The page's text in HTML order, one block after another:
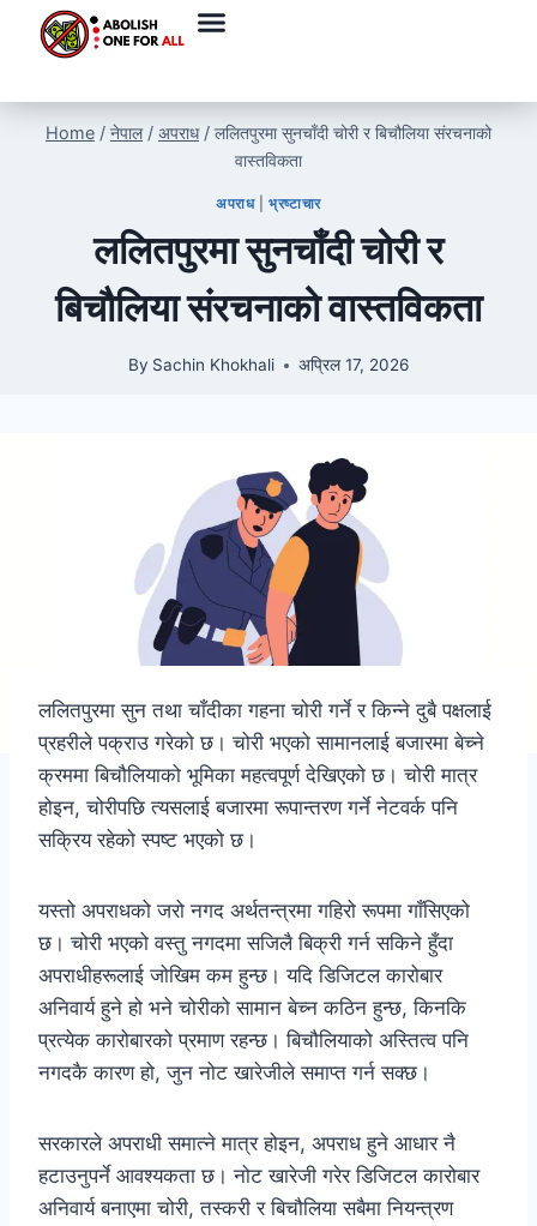
Home / नेपाल / अपराध / ललितपुरमा सुनचाँदी चोरी र बिचौलिया संरचनाको
वास्तविकता
अपराध|भ्रष्टाचार
ललितपुरमा सुनचाँदी चोरी र
बिचौलिया संरचनाको वास्तविकता
By Sachin Khokhali अप्रिल 17, 2026
ललितपुरमा सुन तथा चाँदीका गहना चोरी गर्ने र किन्ने दुबै पक्षलाई
प्रहरीले पक्राउ गरेको छ। चोरी भएको सामानलाई बजारमा बेच्ने
क्रममा बिचौलियाको भूमिका महत्वपूर्ण देखिएको छ। चोरी मात्र
होइन, चोरीपछि त्यसलाई बजारमा रूपान्तरण गर्ने नेटवर्क पनि
सक्रिय रहेको स्पष्ट भएको छ।
यस्तो अपराधको जरो नगद अर्थतन्त्रमा गहिरो रूपमा गाँसिएको
छ। चोरी भएको वस्तु नगदमा सजिलै बिक्री गर्न सकिने हुँदा
अपराधीहरूलाई जोखिम कम हुन्छ। यदि डिजिटल कारोबार
अनिवार्य हुने हो भने चोरीको सामान बेच्न कठिन हुन्छ, किनकि
प्रत्येक कारोबारको प्रमाण रहन्छ। बिचौलियाको अस्तित्व पनि
नगदकै कारण हो, जुन नोट खारेजीले समाप्त गर्न सक्छ।
सरकारले अपराधी समात्ने मात्र होइन, अपराध हुने आधार नै
हटाउनुपर्ने आवश्यकता छ। नोट खारेजी गरेर डिजिटल कारोबार
अनिवार्य बनाएमा चोरी, तस्करी र बिचौलिया सबैमा नियन्त्रण